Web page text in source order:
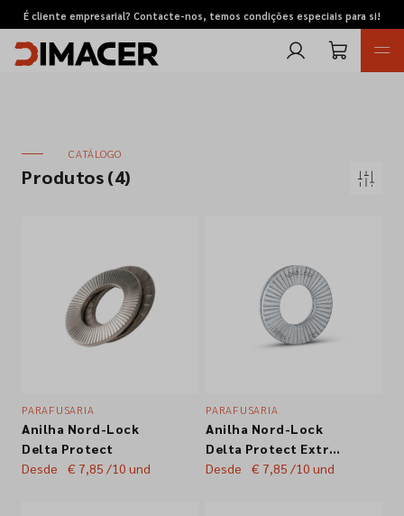
É cliente empresarial? Contacte-nos, temos condições especiais para si!
Pedidos de cotação
Marcas
Empresa
CATÁLOGO
Produtos(4)
PARAFUSARIA
Anilha Nord-Lock
Delta Protect
Desde
€ 7,85 /10 und
PARAFUSARIA
Anilha Nord-Lock
Delta Protect Extra
Largo
Desde € 7,85 /10 und